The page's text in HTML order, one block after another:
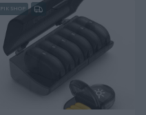
PIK SHOP